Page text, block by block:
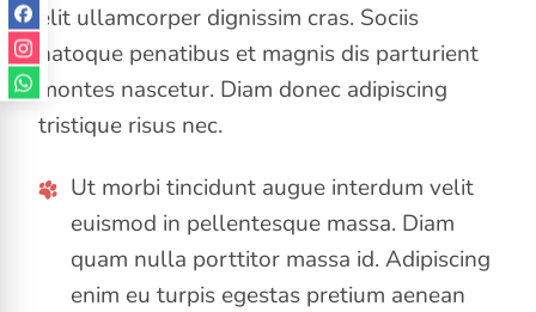
elit ullamcorper dignissim cras. Sociis
natoque penatibus et magnis dis parturient
montes nascetur. Diam donec adipiscing
tristique risus nec.
Ut morbi tincidunt augue interdum velit
euismod in pellentesque massa. Diam
quam nulla porttitor massa id. Adipiscing
enim eu turpis egestas pretium aenean